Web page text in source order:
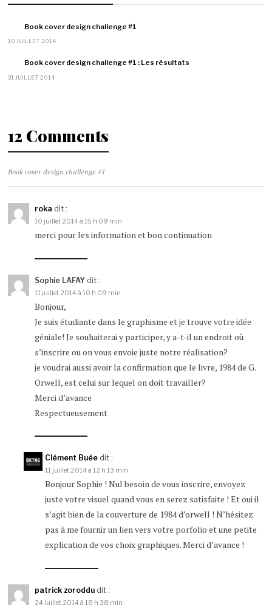
Book cover design challenge #1
10 JUILLET 2014
Book cover design challenge #1 : Les résultats
31 JUILLET 2014
12 Comments
Book cover design challenge #1
roka dit :
10 juillet 2014 à 15 h 09 min
merci pour les information et bon continuation
Sophie LAFAY dit :
11 juillet 2014 à 10 h 09 min
Bonjour,
Je suis étudiante dans le graphisme et je trouve votre idée
géniale! Je souhaiterai y participer, y a-t-il un endroit où
s’inscrire ou on vous envoie juste notre réalisation?
je voudrai aussi avoir la confirmation que le livre, 1984 de G.
Orwell, est celui sur lequel on doit travailler?
Merci d’avance
Respectueusement
Clément Buée dit :
11 juillet 2014 à 12 h 13 min
Bonjour Sophie ! Nul besoin de vous inscrire, envoyez
juste votre visuel quand vous en serez satisfaite ! Et oui il
s’agit bien de la couverture de 1984 d’orwell ! N’hésitez
pas à me fournir un lien vers votre porfolio et une petite
explication de vos choix graphiques. Merci d’avance !
patrick zoroddu dit :
24 juillet 2014 à 18 h 38 min